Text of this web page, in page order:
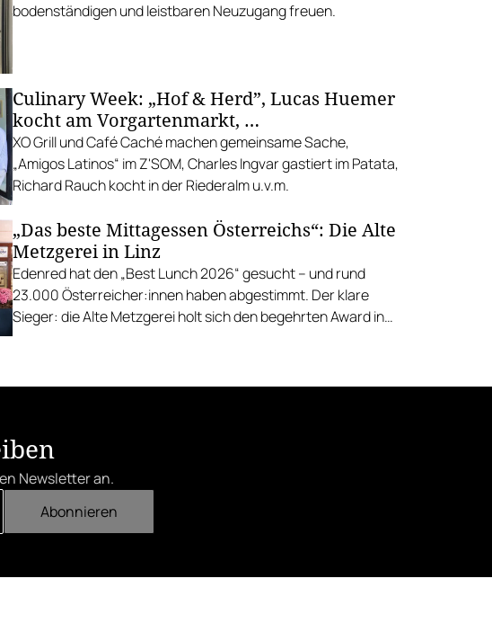
bodenständigen und leistbaren Neuzugang freuen.
Culinary Week: „Hof & Herd”, Lucas Huemer
kocht am Vorgartenmarkt, …
XO Grill und Café Caché machen gemeinsame Sache,
„Amigos Latinos“ im Z'SOM, Charles Ingvar gastiert im Patata,
Richard Rauch kocht in der Riederalm u.v.m.
„Das beste Mittagessen Österreichs“: Die Alte
Metzgerei in Linz
Edenred hat den „Best Lunch 2026“ gesucht – und rund
23.000 Österreicher:innen haben abgestimmt. Der klare
Sieger: die Alte Metzgerei holt sich den begehrten Award in
Newsletter an.
Abonnieren